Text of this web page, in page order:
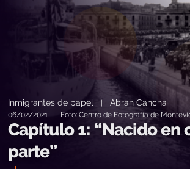
Inmigrantes de papel |Abran Cancha
06/02/2021 | Foto: Centro de Fotografía de
Capítulo 1: “Nacido en
parte”